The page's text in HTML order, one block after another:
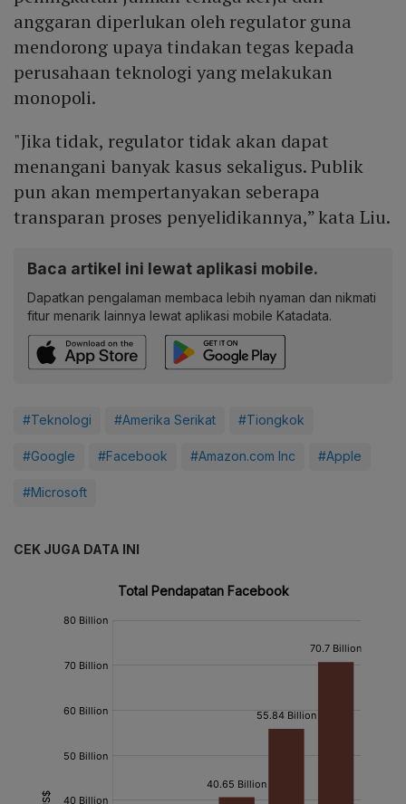
anggaran diperlukan oleh regulator guna
mendorong upaya tindakan tegas kepada
perusahaan teknologi yang melakukan
monopoli.
"Jika tidak, regulator tidak akan dapat
menangani banyak kasus sekaligus. Publik
pun akan mempertanyakan seberapa
transparan proses penyelidikannya,” kata Liu.
Baca artikel ini lewat aplikasi mobile.
Dapatkan pengalaman membaca lebih nyaman dan nikmati
fitur menarik lainnya lewat aplikasi mobile Katadata.
#Teknologi #Amerika Serikat #Tiongkok
#Google #Facebook #Amazon.com Inc #Apple
#Microsoft
CEK JUGA DATA INI